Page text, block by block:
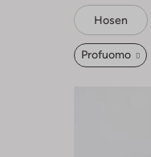
Hosen
Profuomo